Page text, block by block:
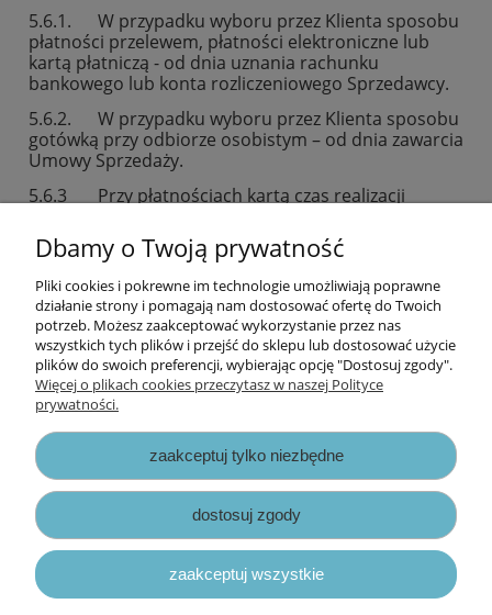
5.6.1. W przypadku wyboru przez Klienta sposobu
płatności przelewem, płatności elektroniczne lub
kartą płatniczą - od dnia uznania rachunku
bankowego lub konta rozliczeniowego Sprzedawcy.
5.6.2. W przypadku wyboru przez Klienta sposobu
gotówką przy odbiorze osobistym – od dnia zawarcia
Umowy Sprzedaży.
5.6.3 Przy płatnościach kartą czas realizacji
pozytywnej autoryzacji.
Informacje
Opłaty i koszty dostawy
Zapisy prawne
Dbamy o Twoją prywatność
Pliki cookies i pokrewne im technologie umożliwiają poprawne
działanie strony i pomagają nam dostosować ofertę do Twoich
potrzeb. Możesz zaakceptować wykorzystanie przez nas
wszystkich tych plików i przejść do sklepu lub dostosować użycie
plików do swoich preferencji, wybierając opcję "Dostosuj zgody".
Więcej o plikach cookies przeczytasz w naszej Polityce
prywatności.
zaakceptuj tylko niezbędne
dostosuj zgody
zaakceptuj wszystkie